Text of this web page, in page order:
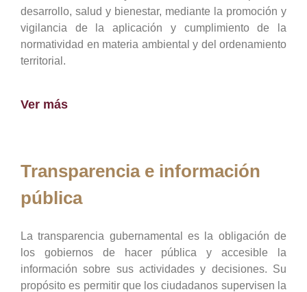
desarrollo, salud y bienestar, mediante la promoción y
vigilancia de la aplicación y cumplimiento de la
normatividad en materia ambiental y del ordenamiento
territorial.
Ver más
Transparencia e información
pública
La transparencia gubernamental es la obligación de
los gobiernos de hacer pública y accesible la
información sobre sus actividades y decisiones. Su
propósito es permitir que los ciudadanos supervisen la